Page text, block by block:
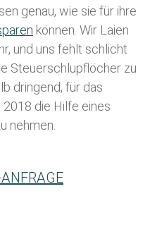
genau, wie sie für ihre
können. Wir Laien
und uns fehlt schlicht
Steuerschlupflöcher zu
dringend, für das
die Hilfe eines
nehmen.